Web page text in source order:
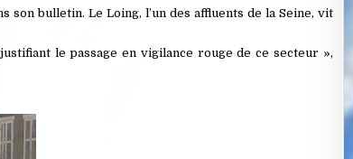
bulletin. Le Loing, l’un des affluents de la Seine, vit
le passage en vigilance rouge de ce secteur »,